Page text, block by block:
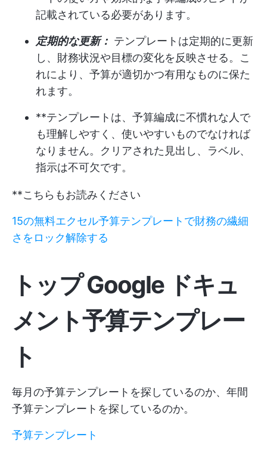
記載されている必要があります。
定期的な更新： テンプレートは定期的に更新
し、財務状況や目標の変化を反映させる。こ
れにより、予算が適切かつ有用なものに保た
れます。
**テンプレートは、予算編成に不慣れな人で
も理解しやすく、使いやすいものでなければ
なりません。クリアされた見出し、ラベル、
指示は不可欠です。
**こちらもお読みください
15の無料エクセル予算テンプレートで財務の繊細
さをロック解除する
トップ Google ドキュ
メント予算テンプレー
ト
毎月の予算テンプレートを探しているのか、年間
予算テンプレートを探しているのか。
予算テンプレート